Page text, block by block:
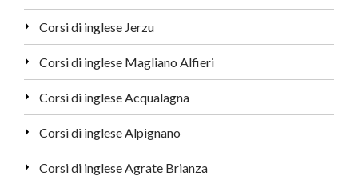
Corsi di inglese Jerzu
Corsi di inglese Magliano Alfieri
Corsi di inglese Acqualagna
Corsi di inglese Alpignano
Corsi di inglese Agrate Brianza